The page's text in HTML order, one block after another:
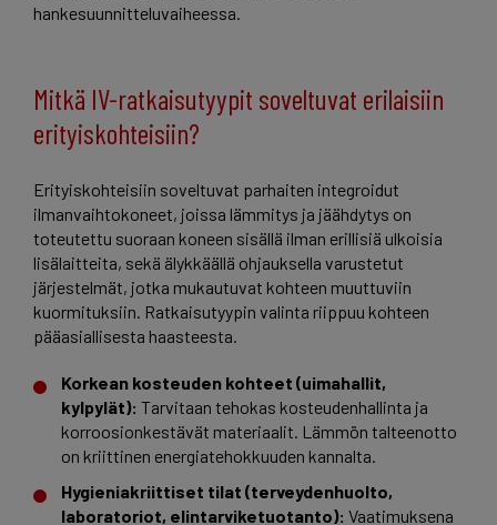
hankesuunnitteluvaiheessa.
Mitkä IV-ratkaisutyypit soveltuvat erilaisiin
erityiskohteisiin?
Erityiskohteisiin soveltuvat parhaiten integroidut
ilmanvaihtokoneet, joissa lämmitys ja jäähdytys on
toteutettu suoraan koneen sisällä ilman erillisiä ulkoisia
lisälaitteita, sekä älykkäällä ohjauksella varustetut
järjestelmät, jotka mukautuvat kohteen muuttuviin
kuormituksiin. Ratkaisutyypin valinta riippuu kohteen
pääasiallisesta haasteesta.
Korkean kosteuden kohteet (uimahallit,
kylpylät): Tarvitaan tehokas kosteudenhallinta ja
korroosionkestävät materiaalit. Lämmön talteenotto
on kriittinen energiatehokkuuden kannalta.
Hygieniakriittiset tilat (terveydenhuolto,
laboratoriot, elintarviketuotanto): Vaatimuksena